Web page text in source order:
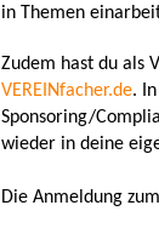
in Themen
Zudem hast du als
VEREINfacher.de.
Sponsoring/
wieder in deine
Die Anmeldung